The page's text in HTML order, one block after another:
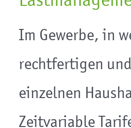
Im Gewerbe, in
rechtfertigen
einzelnen
Zeitvariable